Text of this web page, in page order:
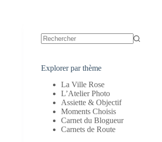
Explorer par thème
La Ville Rose
L’Atelier Photo
Assiette & Objectif
Moments Choisis
Carnet du Blogueur
Carnets de Route